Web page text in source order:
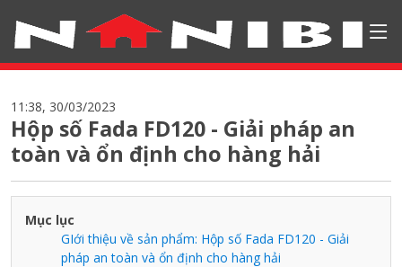
11:38, 30/03/2023
Hộp số Fada FD120 - Giải pháp an
toàn và ổn định cho hàng hải
Mục lục
GIới thiệu về sản phẩm: Hộp số Fada FD120 - Giải
pháp an toàn và ổn định cho hàng hải